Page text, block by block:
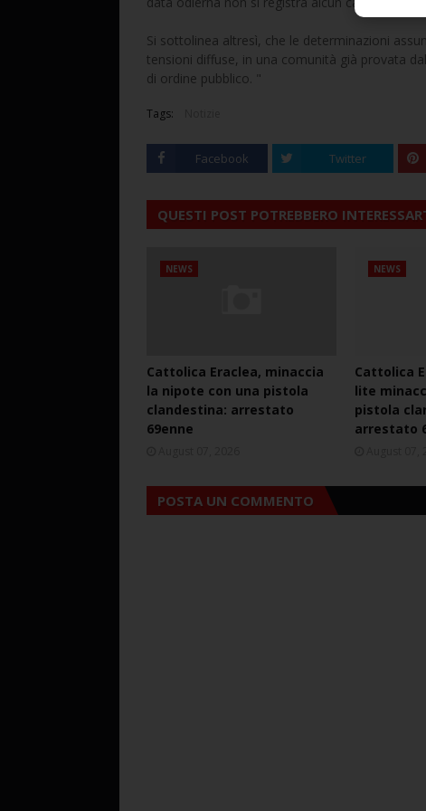
Si sottolinea altresì, che le determinazioni
tensioni diffuse, in una comunità già provata
di ordine pubblico. "
Tags:
Facebook Twitter
QUESTI POST POTREBBERO
NEWS
Cattolica Eraclea, minaccia
la nipote con una pistola
clandestina: arrestato
69enne
NEWS
Cattolica
lite
pistola
arrestato
POSTA UN COMMENTO